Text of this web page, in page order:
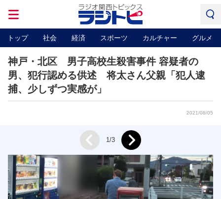
トップ 社会 経済 スポーツ カルチャー グルメ
神戸・北区 男子高校生殺害事件 容疑者の
男、犯行認める供述 将太さん父親「犯人逮
捕、少しずつ実感が」
2021/08/05
Prev 1/3 Next